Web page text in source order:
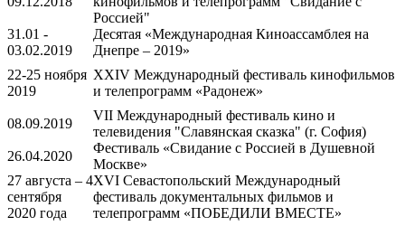
Россией"
31.01 -
03.02.2019
Десятая «Международная Киноассамблея на
Днепре – 2019»
22-25 ноября
2019
XXIV Международный фестиваль кинофильмов
и телепрограмм «Радонеж»
08.09.2019
VII Международный фестиваль кино и
телевидения "Славянская сказка" (г. София)
26.04.2020
Фестиваль «Свидание с Россией в Душевной
Москве»
27 августа – 4
сентября
2020 года
XVI Севастопольский Международный
фестиваль документальных фильмов и
телепрограмм «ПОБЕДИЛИ ВМЕСТЕ»